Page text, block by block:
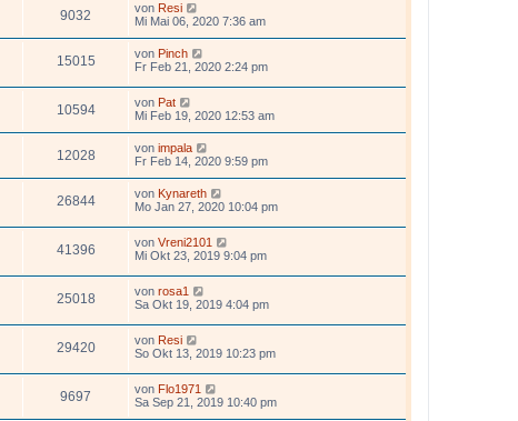
9032 von Resi
Mi Mai 06, 2020 7:36 am
15015 von Pinch
Fr Feb 21, 2020 2:24 pm
10594 von Pat
Mi Feb 19, 2020 12:53 am
12028 von impala
Fr Feb 14, 2020 9:59 pm
26844 von Kynareth
Mo Jan 27, 2020 10:04 pm
41396 von Vreni2101
Mi Okt 23, 2019 9:04 pm
25018 von rosa1
Sa Okt 19, 2019 4:04 pm
29420 von Resi
So Okt 13, 2019 10:23 pm
9697 von Flo1971
Sa Sep 21, 2019 10:40 pm